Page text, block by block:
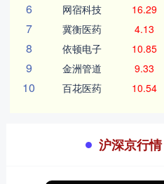
6 网宿科技 16.29
7 冀衡医药 4.13
8 依顿电子 10.85
9 金洲管道 9.33
10 百花医药 10.54
沪深京行